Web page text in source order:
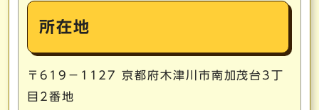
所在地
〒619－1127 京都府木津川市南加茂台3丁
目2番地